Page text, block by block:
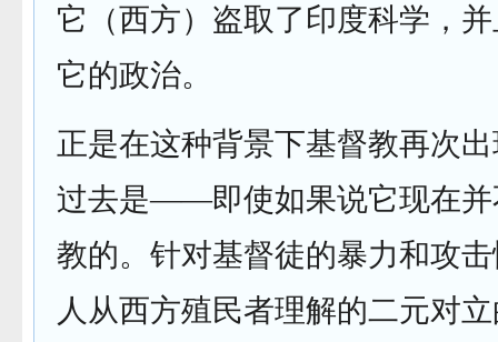
它（西方）盗取了印度科学，
它的政治。
正是在这种背景下基督教再次
过去是——即使如果说它现在
教的。针对基督徒的暴力和攻
人从西方殖民者理解的二元对